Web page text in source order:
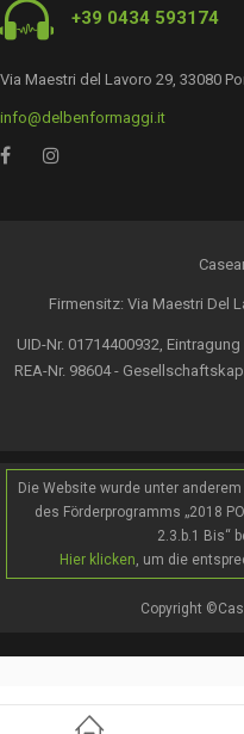
+39 0434 593174
Via Maestri del Lavoro 29, 33080
info@delbenformaggi.it
Firmensitz: Via Maestri Del
UID-Nr. 01714400932,
REA-Nr. 98604 -
Die Website wurde unter
des Förderprogramms „2018
2.3.b.1 Bis“
Hier klicken , um die
Copyright